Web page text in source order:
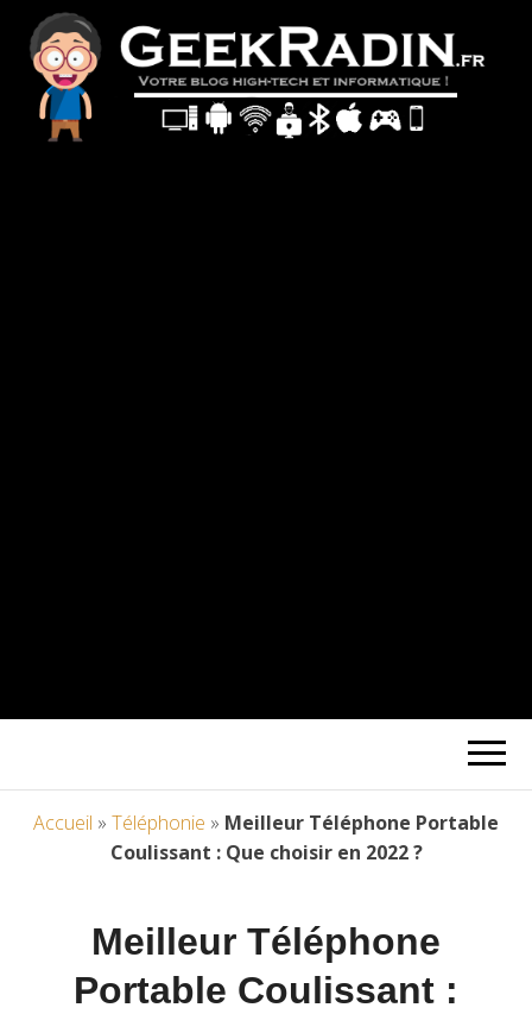
Accueil » Téléphonie » Meilleur Téléphone Portable
Coulissant : Que choisir en 2022 ?
Meilleur Téléphone
Portable Coulissant :